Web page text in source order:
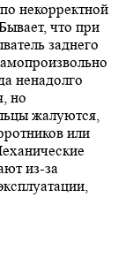
некорректной
что при
заднего
ненадолго
но
жалуются,
или
из-за